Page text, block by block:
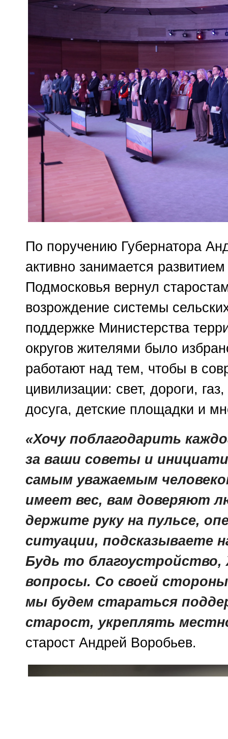
По поручению Губернатора
активно занимается
Подмосковья вернул
возрождение системы
поддержке Министерства
округов жителями было
работают над тем, чтобы в
цивилизации: свет, дороги,
досуга, детские площадки и
«Хочу поблагодарить
за ваши советы и
самым уважаемым
имеет вес, вам доверяют
держите руку на пульсе,
ситуации, подсказываете
Будь то
вопросы. Со своей
мы будем стараться
старост, укреплять
старост Андрей Воробьев.